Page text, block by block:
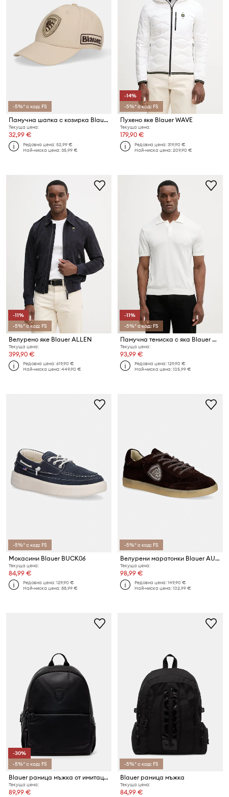
-5%* с код: FS
Памучна шапка с козирка Blauer KNIGHT
Текуща цена:
32,99 €
Редовна цена:52,99 €
Най-ниска цена:35,99 €
-14%
-5%* с код: FS
Пухено яке Blauer WAVE
Текуща цена:
179,90 €
Редовна цена:319,90 €
Най-ниска цена:209,90 €
-11%
-5%* с код: FS
Велурено яке Blauer ALLEN
Текуща цена:
399,90 €
Редовна цена:619,90 €
Най-ниска цена:449,90 €
-11%
-5%* с код: FS
Памучна тениска с яка Blauer CUSTER
Текуща цена:
93,99 €
Редовна цена:129,90 €
Най-ниска цена:105,99 €
-5%* с код: FS
Мокасини Blauer BUCK06
Текуща цена:
84,99 €
Редовна цена:129,90 €
Най-ниска цена:88,99 €
-5%* с код: FS
Велурени маратонки Blauer AURORA01
Текуща цена:
98,99 €
Редовна цена:149,90 €
Най-ниска цена:102,99 €
-30%
-5%* с код: FS
Blauer раница мъжка от имитация на кожа
Текуща цена:
89,99 €
-5%* с код: FS
Blauer раница мъжка
Текуща цена:
84,99 €